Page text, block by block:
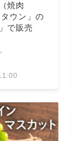
焼肉
ウン」の
で販売